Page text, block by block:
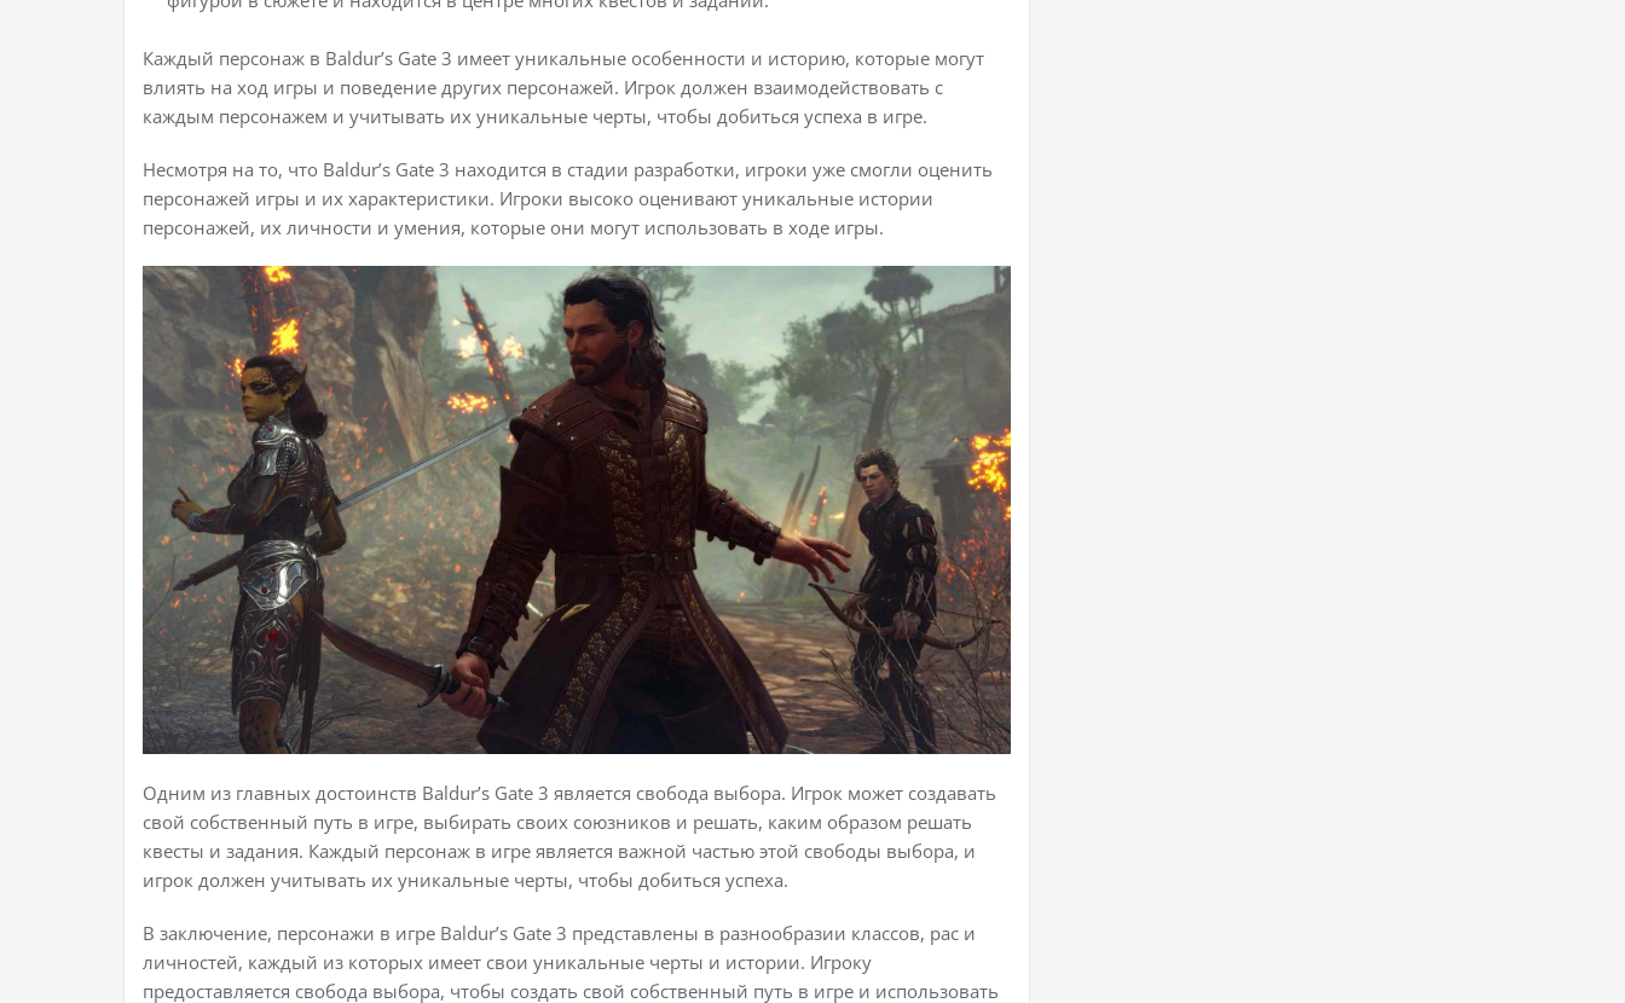
Каждый персонаж в Baldur’s Gate 3 имеет уникальные особенности и историю, которые могут
влиять на ход игры и поведение других персонажей. Игрок должен взаимодействовать с
каждым персонажем и учитывать их уникальные черты, чтобы добиться успеха в игре.
Несмотря на то, что Baldur’s Gate 3 находится в стадии разработки, игроки уже смогли оценить
персонажей игры и их характеристики. Игроки высоко оценивают уникальные истории
персонажей, их личности и умения, которые они могут использовать в ходе игры.
Одним из главных достоинств Baldur’s Gate 3 является свобода выбора. Игрок может создавать
свой собственный путь в игре, выбирать своих союзников и решать, каким образом решать
квесты и задания. Каждый персонаж в игре является важной частью этой свободы выбора, и
игрок должен учитывать их уникальные черты, чтобы добиться успеха.
В заключение, персонажи в игре Baldur’s Gate 3 представлены в разнообразии классов, рас и
личностей, каждый из которых имеет свои уникальные черты и истории. Игроку
предоставляется свобода выбора, чтобы создать свой собственный путь в игре и использовать